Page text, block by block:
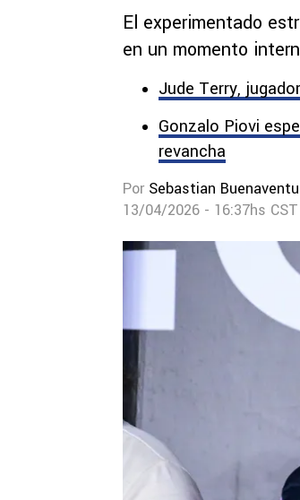
El experimentado
en un momento
Jude Terry,
Gonzalo Piovi
revancha
Por Sebastian
13/04/2026 - 16:37hs CST